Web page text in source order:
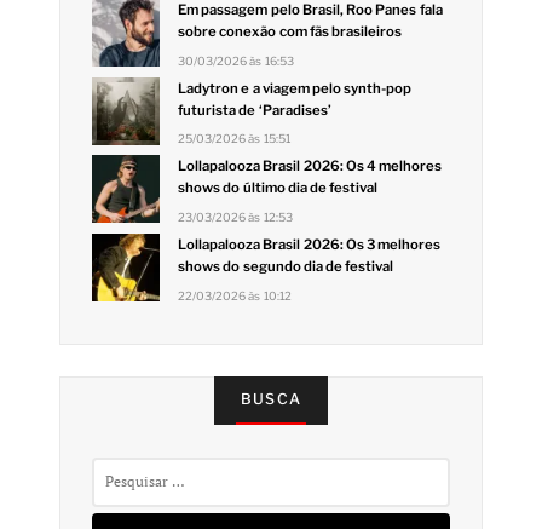
Em passagem pelo Brasil, Roo Panes fala
sobre conexão com fãs brasileiros
30/03/2026 às 16:53
Ladytron e a viagem pelo synth-pop
futurista de ‘Paradises’
25/03/2026 às 15:51
Lollapalooza Brasil 2026: Os 4 melhores
shows do último dia de festival
23/03/2026 às 12:53
Lollapalooza Brasil 2026: Os 3 melhores
shows do segundo dia de festival
22/03/2026 às 10:12
BUSCA